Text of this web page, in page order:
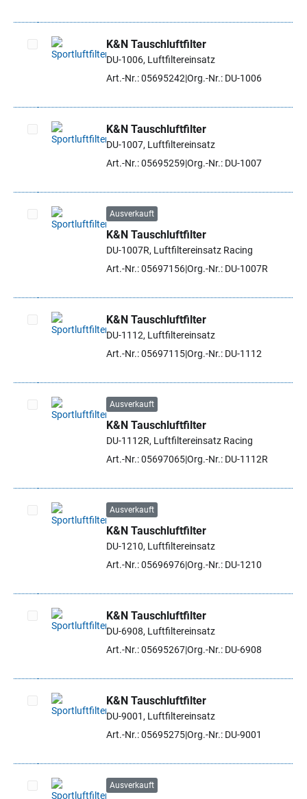
Artikel auswählen
K&N Tauschluftfilter
DU-1006, Luftfiltereinsatz
Art.-Nr.: 05695242 Org.-Nr.: DU-1006
Artikel auswählen
K&N Tauschluftfilter
DU-1007, Luftfiltereinsatz
Art.-Nr.: 05695259 Org.-Nr.: DU-1007
Artikel auswählen
Ausverkauft
K&N Tauschluftfilter
DU-1007R, Luftfiltereinsatz Racing
Art.-Nr.: 05697156Org.-Nr.: DU-1007R
Artikel auswählen
K&N Tauschluftfilter
DU-1112, Luftfiltereinsatz
Art.-Nr.: 05697115Org.-Nr.: DU-1112
Artikel auswählen
Ausverkauft
K&N Tauschluftfilter
DU-1112R, Luftfiltereinsatz Racing
Art.-Nr.: 05697065Org.-Nr.: DU-1112R
Artikel auswählen
Ausverkauft
K&N Tauschluftfilter
DU-1210, Luftfiltereinsatz
Art.-Nr.: 05696976Org.-Nr.: DU-1210
Artikel auswählen
K&N Tauschluftfilter
DU-6908, Luftfiltereinsatz
Art.-Nr.: 05695267Org.-Nr.: DU-6908
Artikel auswählen
K&N Tauschluftfilter
DU-9001, Luftfiltereinsatz
Art.-Nr.: 05695275Org.-Nr.: DU-9001
Ausverkauft